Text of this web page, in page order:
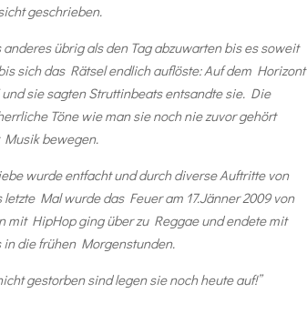
geschrieben.
übrig als den Tag abzuwarten bis es soweit
sich das Rätsel endlich auflöste: Auf dem Horizont
sie sagten Struttinbeats entsandte sie. Die
Töne wie man sie noch nie zuvor gehört
Musik bewegen.
wurde entfacht und durch diverse Auftritte von
Mal wurde das Feuer am 17.Jänner 2009 von
mit HipHop ging über zu Reggae und endete mit
in die frühen Morgenstunden.
gestorben sind legen sie noch heute auf!”